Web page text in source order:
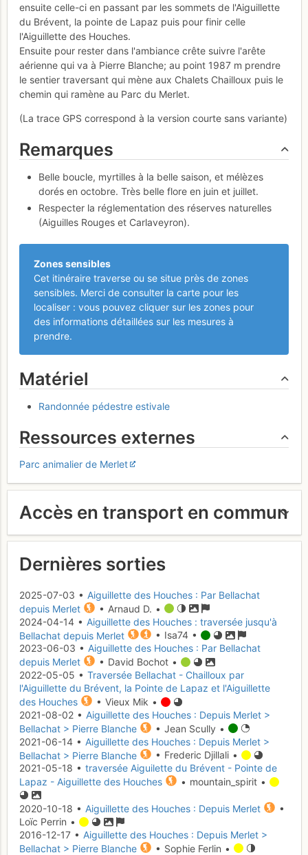
ensuite celle-ci en passant par les sommets de l'Aiguillette
du Brévent, la pointe de Lapaz puis pour finir celle
l'Aiguillette des Houches.
Ensuite pour rester dans l'ambiance crête suivre l'arête
aérienne qui va à Pierre Blanche; au point 1987 m prendre
le sentier traversant qui mène aux Chalets Chailloux puis le
chemin qui ramène au Parc du Merlet.
(La trace GPS correspond à la version courte sans variante)
Remarques
Belle boucle, myrtilles à la belle saison, et mélèzes
dorés en octobre. Très belle flore en juin et juillet.
Respecter la réglementation des réserves naturelles
(Aiguilles Rouges et Carlaveyron).
Zones sensibles
Cet itinéraire traverse ou se situe près de zones
sensibles. Merci de consulter la carte pour les
localiser : vous pouvez cliquer sur les zones pour
des informations détaillées sur les mesures à
prendre.
Matériel
Randonnée pédestre estivale
Ressources externes
Parc animalier de Merlet
Accès en transport en commun
Dernières sorties
2025-07-03 • Aiguillette des Houches : Par Bellachat
depuis Merlet
• Arnaud D. •
2024-04-14 • Aiguillette des Houches : traversée jusqu'à
Bellachat depuis Merlet
• Isa74 •
2023-06-03 • Aiguillette des Houches : Par Bellachat
depuis Merlet
• David Bochot •
2022-05-05 • Traversée Bellachat - Chailloux par
l'Aiguillette du Brévent, la Pointe de Lapaz et l'Aiguillette
des Houches
• Vieux Mik •
2021-08-02 • Aiguillette des Houches : Depuis Merlet >
Bellachat > Pierre Blanche
• Jean Scully •
2021-06-14 • Aiguillette des Houches : Depuis Merlet >
Bellachat > Pierre Blanche
• Frederic Djillali •
2021-05-18 • traversée Aiguilette du Brévent - Pointe de
Lapaz - Aiguillette des Houches
• mountain_spirit •
2020-10-18 • Aiguillette des Houches : Depuis Merlet
•
Loïc Perrin •
2016-12-17 • Aiguillette des Houches : Depuis Merlet >
Bellachat > Pierre Blanche
• Sophie Ferlin •